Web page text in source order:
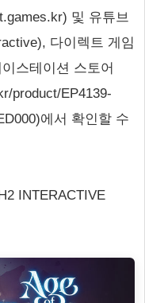
및 유튜브
다이렉트 게임
스테이션 스토어
product/EP4139-
에서 확인할 수
INTERACTIVE